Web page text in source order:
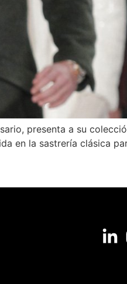
presenta a su
en la sastrería clásica